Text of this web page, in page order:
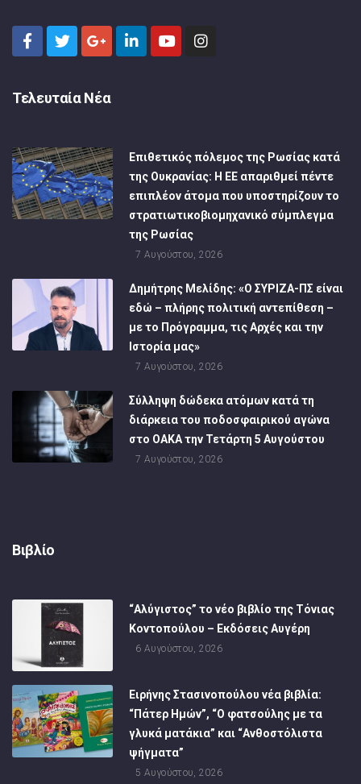
Τελευταία Νέα
Επιθετικός πόλεμος της Ρωσίας κατά
της Ουκρανίας: Η ΕΕ απαριθμεί πέντε
επιπλέον άτομα που υποστηρίζουν το
στρατιωτικοβιομηχανικό σύμπλεγμα
της Ρωσίας
7 Αυγούστου, 2026
Δημήτρης Μελίδης: «Ο ΣΥΡΙΖΑ-ΠΣ είναι
εδώ – πλήρης πολιτική αντεπίθεση –
με το Πρόγραμμα, τις Αρχές και την
Ιστορία μας»
7 Αυγούστου, 2026
Σύλληψη δώδεκα ατόμων κατά τη
διάρκεια του ποδοσφαιρικού αγώνα
στο ΟΑΚΑ την Τετάρτη 5 Αυγούστου
7 Αυγούστου, 2026
Βιβλίο
“Αλύγιστος” το νέο βιβλίο της Τόνιας
Κοντοπούλου – Εκδόσεις Αυγέρη
6 Αυγούστου, 2026
Ειρήνης Στασινοπούλου νέα βιβλία:
“Πάτερ Ημών”, “Ο φατσούλης με τα
γλυκά ματάκια” και “Ανθοστόλιστα
ψήγματα”
5 Αυγούστου, 2026